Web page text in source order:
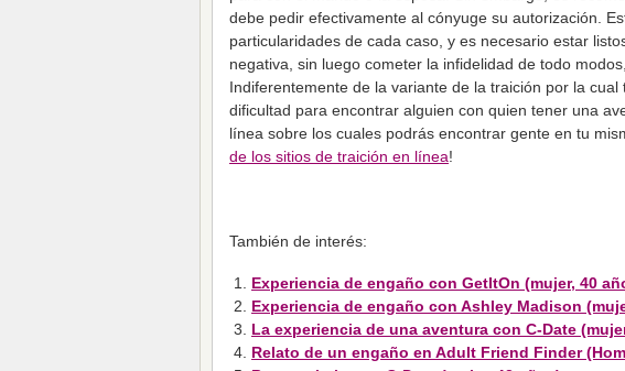
debe pedir efectivamente al cónyuge su autorización.
particularidades de cada caso, y es necesario estar
negativa, sin luego cometer la infidelidad de todo
Indiferentemente de la variante de la traición por la
dificultad para encontrar alguien con quien tener una
línea sobre los cuales podrás encontrar gente en tu
de los sitios de traición en línea!
También de interés:
Experiencia de engaño con GetItOn (mujer, 40
Experiencia de engaño con Ashley Madison
La experiencia de una aventura con C-Date
Relato de un engaño en Adult Friend Finder